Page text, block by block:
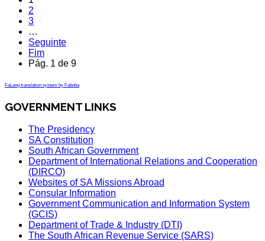
2
3
…
Seguinte
Fim
Pág. 1 de 9
FaLang translation system by Faboba
GOVERNMENT LINKS
The Presidency
SA Constitution
South African Government
Department of International Relations and Cooperation
(DIRCO)
Websites of SA Missions Abroad
Consular Information
Government Communication and Information System
(GCIS)
Department of Trade & Industry (DTI)
The South African Revenue Service (SARS)